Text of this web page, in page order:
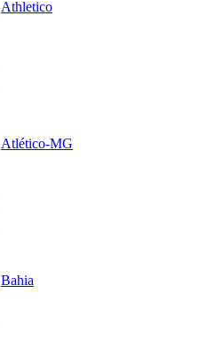
Athletico
Atlético-MG
Bahia